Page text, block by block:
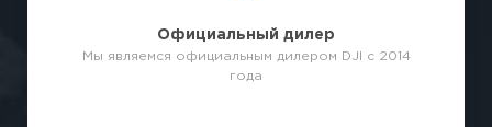
Официальный дилер
Мы являемся официальным дилером DJI с 2014
года